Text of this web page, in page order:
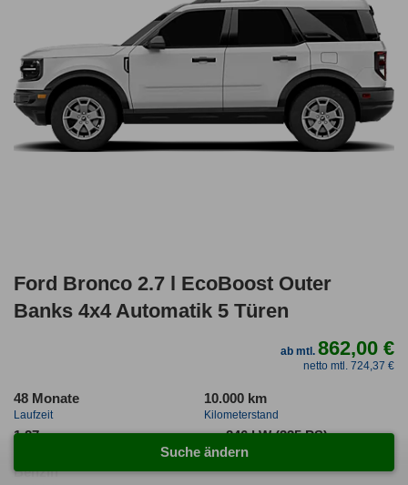
Ford Bronco 2.7 l EcoBoost Outer
Banks 4x4 Automatik 5 Türen
ab mtl.862,00 €
netto mtl. 724,37 €
48 Monate
Laufzeit
10.000 km
Kilometerstand
1.27 ca. 246 kW (335 PS)
Leistung
Benzin
Suche ändern